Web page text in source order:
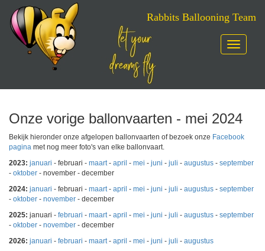
Rabbits Ballooning Team
Toggle
content
Onze vorige ballonvaarten - mei 2024
Bekijk hieronder onze afgelopen ballonvaarten of bezoek onze Facebook
pagina met nog meer foto's van elke ballonvaart.
2023: januari - februari - maart- april - mei - juni - juli - augustus - september
- oktober - november - december
2024: januari - februari - maart- april - mei - juni - juli - augustus - september
- oktober - november - december
2025: januari - februari - maart- april - mei - juni - juli - augustus - september
- oktober - november - december
2026: januari - februari - maart- april - mei - juni - juli - augustus